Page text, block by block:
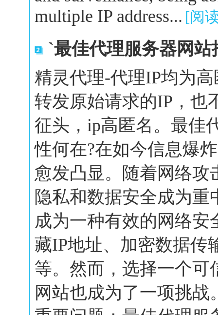
multiple IP address... [阅
`最佳代理服务器网
精灵代理-代理IP均为
转发原始请求的IP，也
征头，ip高匿名。最佳
性何在?在如今信息爆
愈发凸显。随着网络攻
隐私和数据安全成为
成为一种有效的网络
藏IP地址、加密数据传
等。然而，选择一个可
网站也成为了一项挑